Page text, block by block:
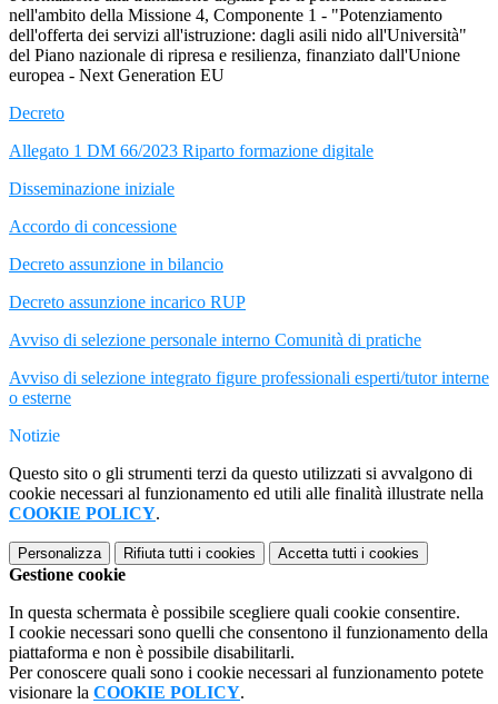
nell'ambito della Missione 4, Componente 1 - "Potenziamento
dell'offerta dei servizi all'istruzione: dagli asili nido all'Università"
del Piano nazionale di ripresa e resilienza, finanziato dall'Unione
europea - Next Generation EU
Decreto
Allegato 1 DM 66/2023 Riparto formazione digitale
Disseminazione iniziale
Accordo di concessione
Decreto assunzione in bilancio
Decreto assunzione incarico RUP
Avviso di selezione personale interno Comunità di pratiche
Avviso di selezione integrato figure professionali esperti/tutor interne
o esterne
Notizie
Questo sito o gli strumenti terzi da questo utilizzati si avvalgono di
cookie necessari al funzionamento ed utili alle finalità illustrate nella
COOKIE POLICY.
Personalizza Rifiuta tutti i cookies Accetta tutti i cookies
Gestione cookie
In questa schermata è possibile scegliere quali cookie consentire.
I cookie necessari sono quelli che consentono il funzionamento della
piattaforma e non è possibile disabilitarli.
Per conoscere quali sono i cookie necessari al funzionamento potete
visionare la COOKIE POLICY.